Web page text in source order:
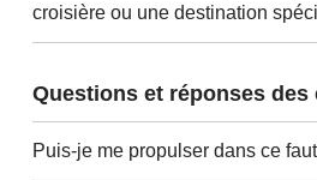
croisière ou une destination
Questions et réponses des
Puis-je me propulser dans ce